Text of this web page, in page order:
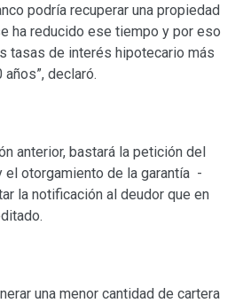
podría recuperar una propiedad
ha reducido ese tiempo y por eso
tasas de interés hipotecario más
declaró.
anterior, bastará la petición del
otorgamiento de la garantía -
la notificación al deudor que en
una menor cantidad de cartera